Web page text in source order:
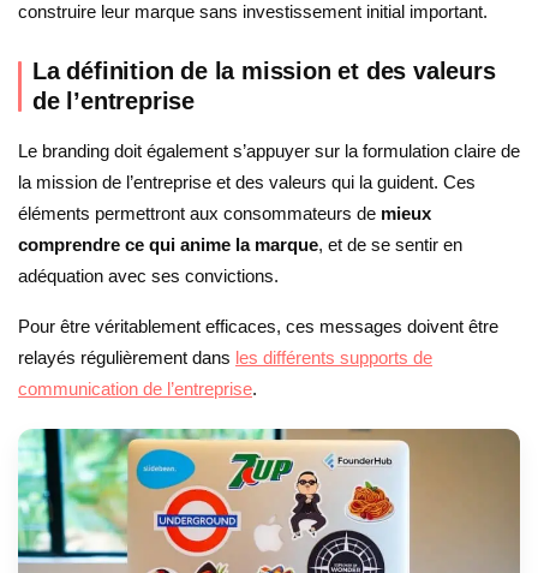
construire leur marque sans investissement initial important.
La définition de la mission et des valeurs
de l’entreprise
Le branding doit également s’appuyer sur la formulation claire de
la mission de l’entreprise et des valeurs qui la guident. Ces
éléments permettront aux consommateurs de mieux
comprendre ce qui anime la marque, et de se sentir en
adéquation avec ses convictions.
Pour être véritablement efficaces, ces messages doivent être
relayés régulièrement dans les différents supports de
communication de l’entreprise.